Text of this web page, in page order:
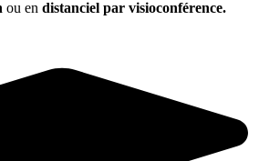
ou en distanciel par visioconférence.